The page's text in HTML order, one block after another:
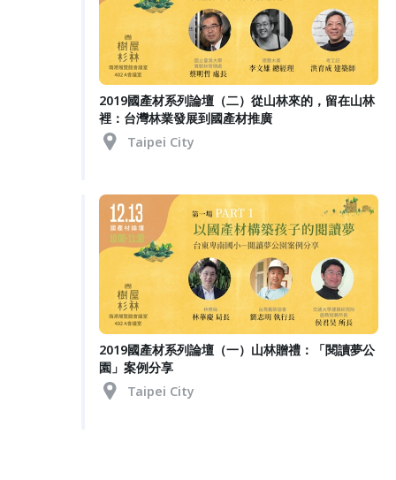
2019國產材系列論壇（二）從山林來的，留在山林
裡：台灣林業發展到國產材推廣
Taipei City
2019國產材系列論壇（一）山林贈禮：「閱讀夢公
園」案例分享
Taipei City